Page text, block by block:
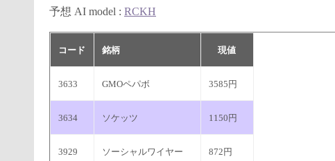
予想 AI model : RCKH
コード 銘柄 現値
3633 GMOペパボ 3585円
3634 ソケッツ 1150円
3929 ソーシャルワイヤー 872円